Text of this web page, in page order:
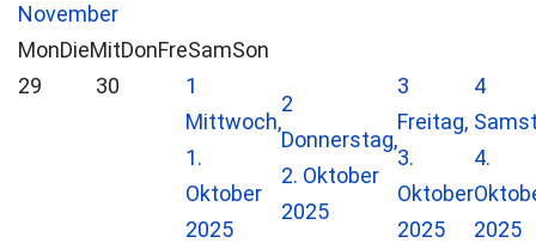
November
MonDieMitDonFreSamSon
29
30
1
Mittwoch,
1.
Oktober
2025
2
Donnerstag,
2. Oktober
2025
3
Freitag,
3.
Oktober
2025
4
4.
2025